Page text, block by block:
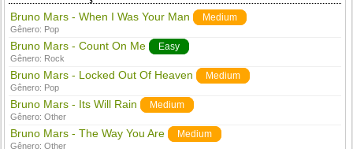
Bruno Mars - When I Was Your Man Medium
Gênero: Pop
Bruno Mars - Count On Me Easy
Gênero: Rock
Bruno Mars - Locked Out Of Heaven Medium
Gênero: Pop
Bruno Mars - Its Will Rain Medium
Gênero:Other
Bruno Mars - The Way You Are Medium
Gênero:Other